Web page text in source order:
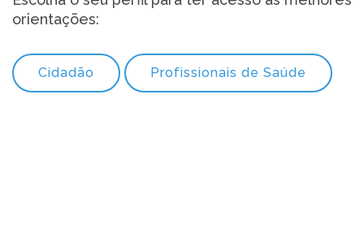
orientações:
Cidadão Profissionais de Saúde